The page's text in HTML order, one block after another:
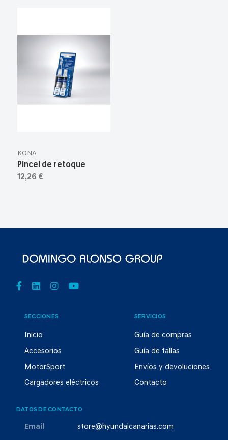
KONA
Pincel de retoque
12,26 €
SECCIONES
Inicio
Accesorios
MotorSport
Cargadores eléctricos
SERVICIOS
Guía de compras
Guía de tallas
Envíos y devoluciones
Contacto
DATOS DE CONTACTO
Email store@hyundaicanarias.com